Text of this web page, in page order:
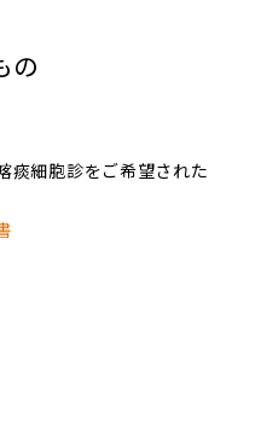
の
痰細胞診をご希望された